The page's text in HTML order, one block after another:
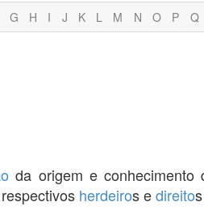
G H I J K L M N O P Q
da origem e conhecimento
herdeiros edireito